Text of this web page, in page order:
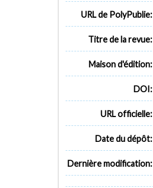
URL de PolyPublie:
Titre de la revue:
Maison d'édition:
DOI:
URL officielle:
Date du dépôt:
Dernière modification: